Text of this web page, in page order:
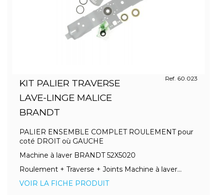
KIT PALIER TRAVERSE
LAVE-LINGE MALICE
BRANDT
Ref. 60.023
PALIER ENSEMBLE COMPLET ROULEMENT pour
coté DROIT où GAUCHE
Machine à laver BRANDT 52X5020
Roulement + Traverse + Joints Machine à laver...
VOIR LA FICHE PRODUIT